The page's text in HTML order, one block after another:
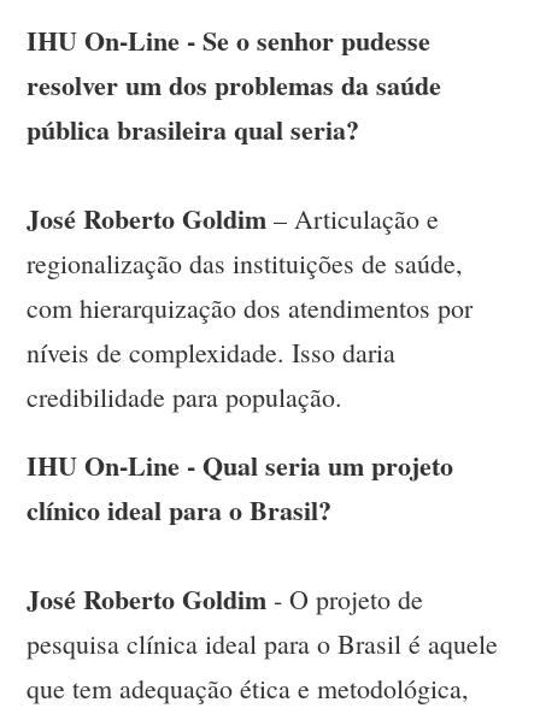
IHU On-Line - Se o senhor pudesse
resolver um dos problemas da saúde
pública brasileira qual seria?
José Roberto Goldim – Articulação e
regionalização das instituições de saúde,
com hierarquização dos atendimentos por
níveis de complexidade. Isso daria
credibilidade para população.
IHU On-Line - Qual seria um projeto
clínico ideal para o Brasil?
José Roberto Goldim - O projeto de
pesquisa clínica ideal para o Brasil é aquele
que tem adequação ética e metodológica,